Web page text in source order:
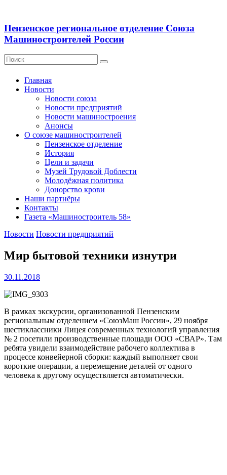
Пензенское региональное отделение Союза
Машиностроителей России
Главная
Новости
Новости союза
Новости предприятий
Новости машиностроения
Анонсы
О союзе машиностроителей
Пензенское отделение
История
Цели и задачи
Музей Трудовой Доблести
Молодёжная политика
Донорство крови
Наши партнёры
Контакты
Газета «Машиностроитель 58»
Новости Новости предприятий
Мир бытовой техники изнутри
30.11.2018
В рамках экскурсии, организованной Пензенским
региональным отделением «СоюзМаш России», 29 ноября
шестиклассники Лицея современных технологий управления
№ 2 посетили производственные площади ООО «СВАР». Там
ребята увидели взаимодействие рабочего коллектива в
процессе конвейерной сборки: каждый выполняет свои
короткие операции, а перемещение деталей от одного
человека к другому осуществляется автоматически.